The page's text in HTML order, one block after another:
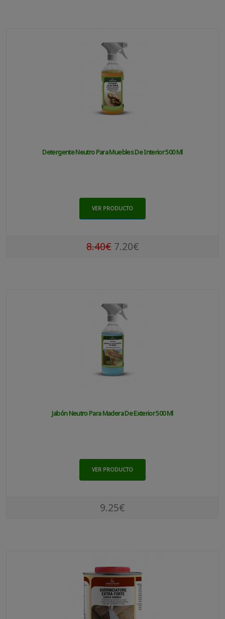
Detergente Neutro Para Muebles De Interior 500 Ml
VER PRODUCTO
8.40€7.20€
Jabón Neutro Para Madera De Exterior 500 Ml
VER PRODUCTO
9.25€